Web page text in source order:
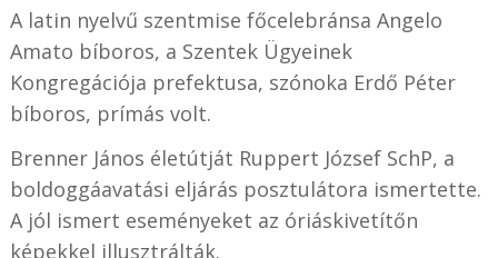
A latin nyelvű szentmise főcelebránsa Angelo
Amato bíboros, a Szentek Ügyeinek
Kongregációja prefektusa, szónoka Erdő Péter
bíboros, prímás volt.
Brenner János életútját Ruppert József SchP, a
boldoggáavatási eljárás posztulátora ismertette.
A jól ismert eseményeket az óriáskivetítőn
képekkel illusztrálták.